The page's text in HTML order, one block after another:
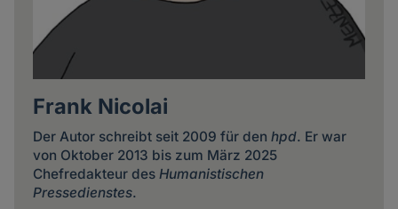
Frank Nicolai
Der Autor schreibt seit 2009 für den hpd. Er war
von Oktober 2013 bis zum März 2025
Chefredakteur des Humanistischen
Pressedienstes.